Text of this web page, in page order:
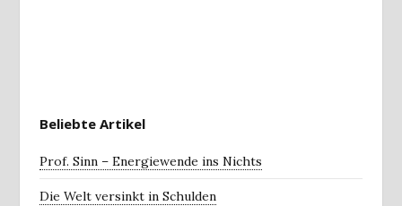
Beliebte Artikel
Prof. Sinn – Energiewende ins Nichts
Die Welt versinkt in Schulden